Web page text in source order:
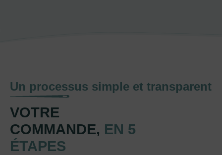
Un processus simple et transparent
VOTRE
COMMANDE, EN 5
ÉTAPES